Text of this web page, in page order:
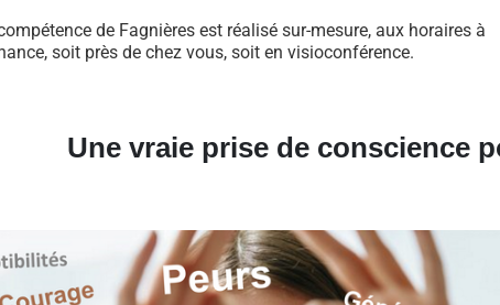
de Fagnières est réalisé sur-mesure, aux horaires à
soit près de chez vous, soit en visioconférence.
Une vraie prise de conscience